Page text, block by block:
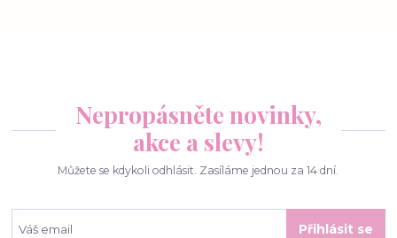
Nepropásněte novinky,
akce a slevy!
Můžete se kdykoli odhlásit. Zasíláme jednou za 14 dní.
Přihlásit se